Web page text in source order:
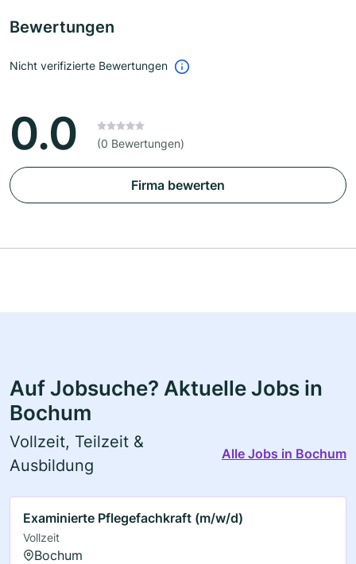
Bewertungen
Nicht verifizierte Bewertungen
0.0 (0 Bewertungen)
Firma bewerten
Auf Jobsuche? Aktuelle Jobs in
Bochum
Vollzeit, Teilzeit &
Ausbildung
Alle Jobs in Bochum
Examinierte Pflegefachkraft (m/w/d)
Vollzeit
Bochum